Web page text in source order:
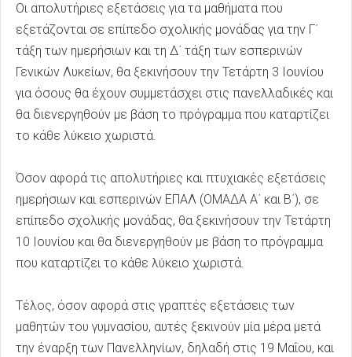
Οι απολυτήριες εξετάσεις για τα μαθήματα που
εξετάζονται σε επίπεδο σχολικής μονάδας για την Γ΄
τάξη των ημερήσιων και τη Δ΄ τάξη των εσπερινών
Γενικών Λυκείων, θα ξεκινήσουν την Τετάρτη 3 Ιουνίου
για όσους θα έχουν συμμετάσχει στις πανελλαδικές και
θα διενεργηθούν με βάση το πρόγραμμα που καταρτίζει
το κάθε λύκειο χωριστά.
Όσον αφορά τις απολυτήριες και πτυχιακές εξετάσεις
ημερήσιων και εσπερινών ΕΠΑΛ (ΟΜΑΔΑ Α΄ και Β΄), σε
επίπεδο σχολικής μονάδας, θα ξεκινήσουν την Τετάρτη
10 Ιουνίου και θα διενεργηθούν με βάση το πρόγραμμα
που καταρτίζει το κάθε λύκειο χωριστά.
Τέλος, όσον αφορά στις γραπτές εξετάσεις των
μαθητών του γυμνασίου, αυτές ξεκινούν μία μέρα μετά
την έναρξη των Πανελληνίων, δηλαδή στις 19 Μαΐου, και